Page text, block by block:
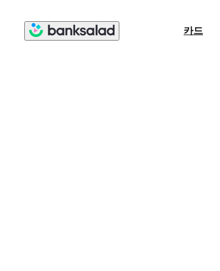
카드